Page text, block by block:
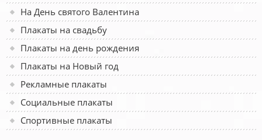
На День святого Валентина
Плакаты на свадьбу
Плакаты на день рождения
Плакаты на Новый год
Рекламные плакаты
Социальные плакаты
Спортивные плакаты